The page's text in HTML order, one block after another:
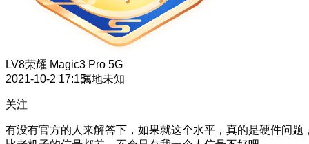
LV8荣耀 Magic3 Pro 5G
2021-10-2 17:15属地未知
关注
有没有官方的人来解答下，如果就这个水平，真的是硬件问题